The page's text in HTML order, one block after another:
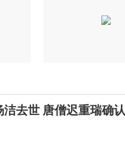
去世 唐僧迟重瑞确认